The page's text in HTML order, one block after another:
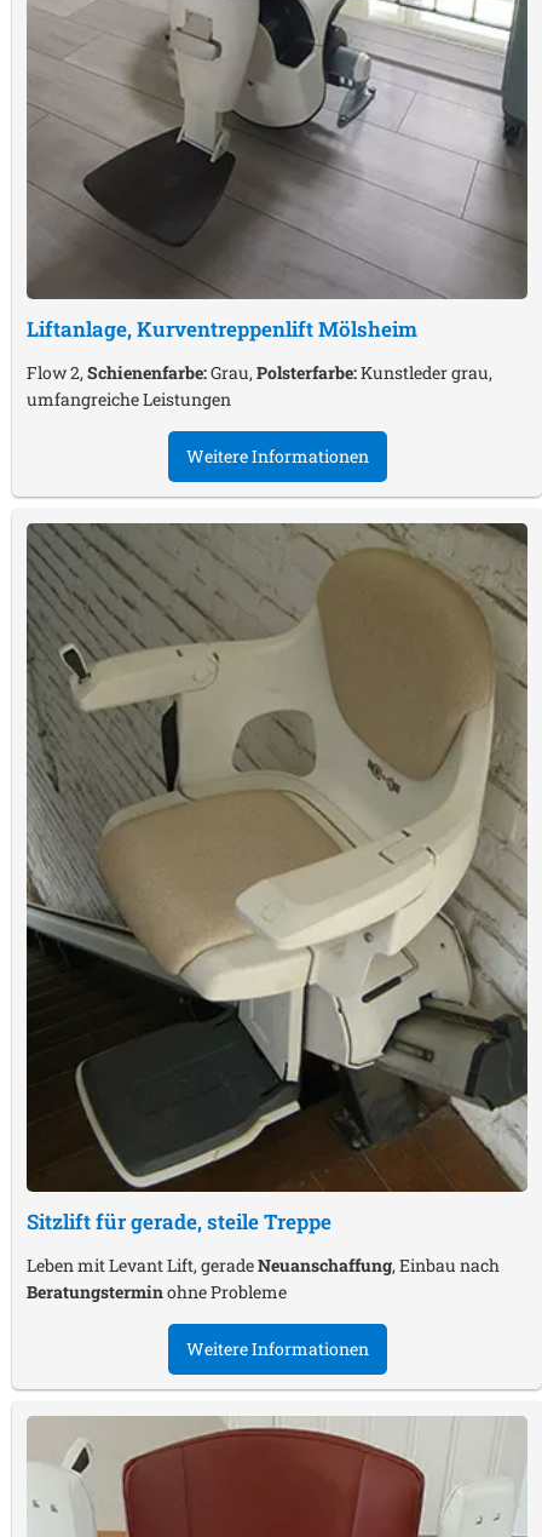
Liftanlage, KurventreppenliftMölsheim
Flow 2,Schienenfarbe:Grau,Polsterfarbe:Kunstleder grau,
umfangreiche Leistungen
Weitere Informationen
Sitzlift für gerade, steile Treppe
Leben mit Levant Lift, geradeNeuanschaffung, Einbau nach
Beratungsterminohne Probleme
Weitere Informationen